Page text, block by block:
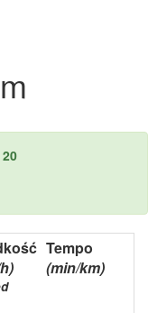
Tempo
(min/km)